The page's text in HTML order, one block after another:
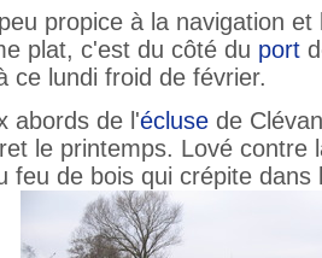
propice à la navigation et
plat, c'est du côté du port
ce lundi froid de février.
abords de l'éclusede
le printemps. Lové contre
feu de bois qui crépite